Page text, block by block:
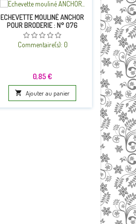
ECHEVETTE MOULINÉ ANCHOR
POUR BRODERIE : N° 076
Commentaire(s): 0
Prix
0,85 €
 Ajouter au panier
POUR
